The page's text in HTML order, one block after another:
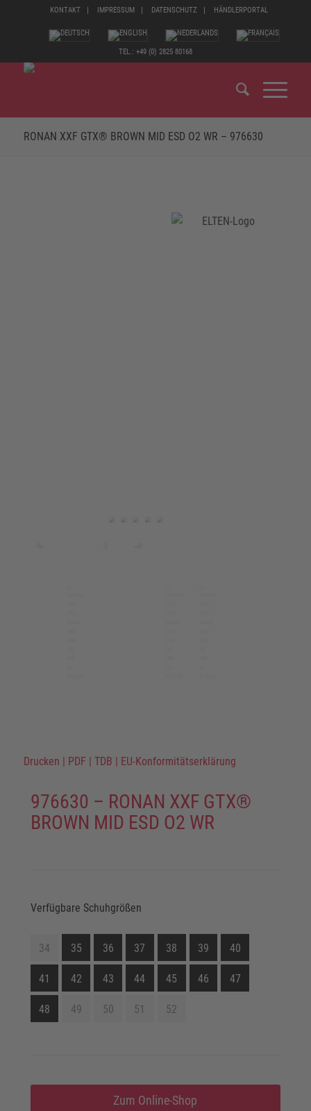
KONTAKT IMPRESSUM DATENSCHUTZ HÄNDLERPORTAL
TEL.: +49 (0) 2825 80168
RONAN XXF GTX® BROWN MID ESD O2 WR – 976630
Drucken | PDF | TDB | EU-Konformitätserklärung
976630 – RONAN XXF GTX®
BROWN MID ESD O2 WR
Verfügbare Schuhgrößen
34 35 36 37 38 39 40
41 42 43 44 45 46 47
48 49 50 51 52
Zum Online-Shop